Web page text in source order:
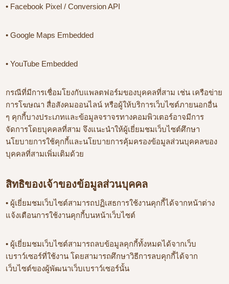
• Facebook Pixel / Conversion API
• Google Maps Embedded
• YouTube Embedded
กรณีที่มีการเชื่อมโยงกับแพลตฟอร์มของบุคคลที่สาม เช่น เครือข่าย
การโฆษณา สื่อสังคมออนไลน์ หรือผู้ให้บริการเว็บไซต์ภายนอกอื่น
ๆ คุกกี้บางประเภทและข้อมูลจราจรทางคอมพิวเตอร์อาจมีการ
จัดการโดยบุคคลที่สาม จึงแนะนำให้ผู้เยี่ยมชมเว็บไซต์ศึกษา
นโยบายการใช้คุกกี้และนโยบายการคุ้มครองข้อมูลส่วนบุคคลของ
บุคคลที่สามเพิ่มเติมด้วย
สิทธิของเจ้าของข้อมูลส่วนบุคคล
• ผู้เยี่ยมชมเว็บไซต์สามารถปฏิเสธการใช้งานคุกกี้ได้จากหน้าต่าง
แจ้งเตือนการใช้งานคุกกี้บนหน้าเว็บไซต์
• ผู้เยี่ยมชมเว็บไซต์สามารถลบข้อมูลคุกกี้ทั้งหมดได้จากเว็บ
เบราว์เซอร์ที่ใช้งาน โดยสามารถศึกษาวิธีการลบคุกกี้ได้จาก
เว็บไซต์ของผู้พัฒนาเว็บเบราว์เซอร์นั้น